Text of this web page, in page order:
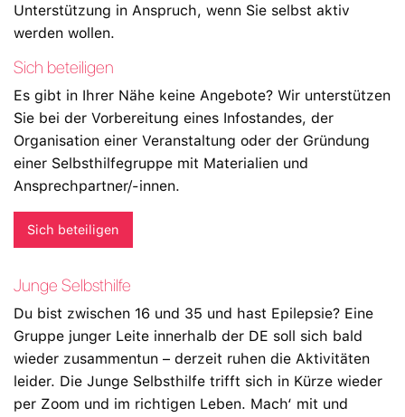
Unterstützung in Anspruch, wenn Sie selbst aktiv
werden wollen.
Sich beteiligen
Es gibt in Ihrer Nähe keine Angebote? Wir unterstützen
Sie bei der Vorbereitung eines Infostandes, der
Organisation einer Veranstaltung oder der Gründung
einer Selbsthilfegruppe mit Materialien und
Ansprechpartner/-innen.
Sich beteiligen
Junge Selbsthilfe
Du bist zwischen 16 und 35 und hast Epilepsie? Eine
Gruppe junger Leite innerhalb der DE soll sich bald
wieder zusammentun – derzeit ruhen die Aktivitäten
leider. Die Junge Selbsthilfe trifft sich in Kürze wieder
per Zoom und im richtigen Leben. Mach‘ mit und